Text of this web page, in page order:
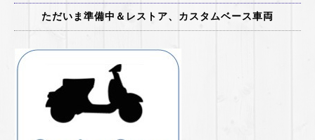
ただいま準備中＆レストア、カスタムベース車両